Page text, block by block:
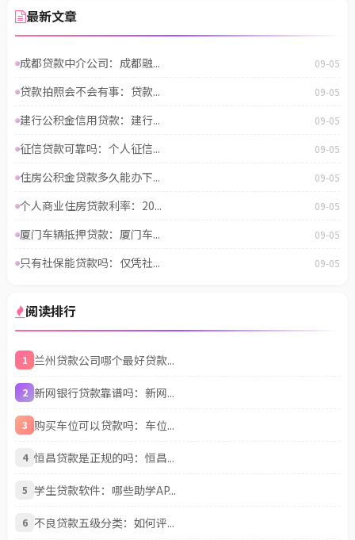
最新文章
成都贷款中介公司：成都融... 09-05
贷款拍照会不会有事：贷款... 09-05
建行公积金信用贷款：建行... 09-05
征信贷款可靠吗：个人征信... 09-05
住房公积金贷款多久能办下... 09-05
个人商业住房贷款利率：20... 09-05
厦门车辆抵押贷款：厦门车... 09-05
只有社保能贷款吗：仅凭社... 09-05
阅读排行
1 兰州贷款公司哪个最好贷款...
2 新网银行贷款靠谱吗：新网...
3 购买车位可以贷款吗：车位...
4 恒昌贷款是正规的吗：恒昌...
5 学生贷款软件：哪些助学AP...
6 不良贷款五级分类：如何评...